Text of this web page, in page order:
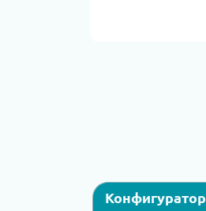
Конфигуратор